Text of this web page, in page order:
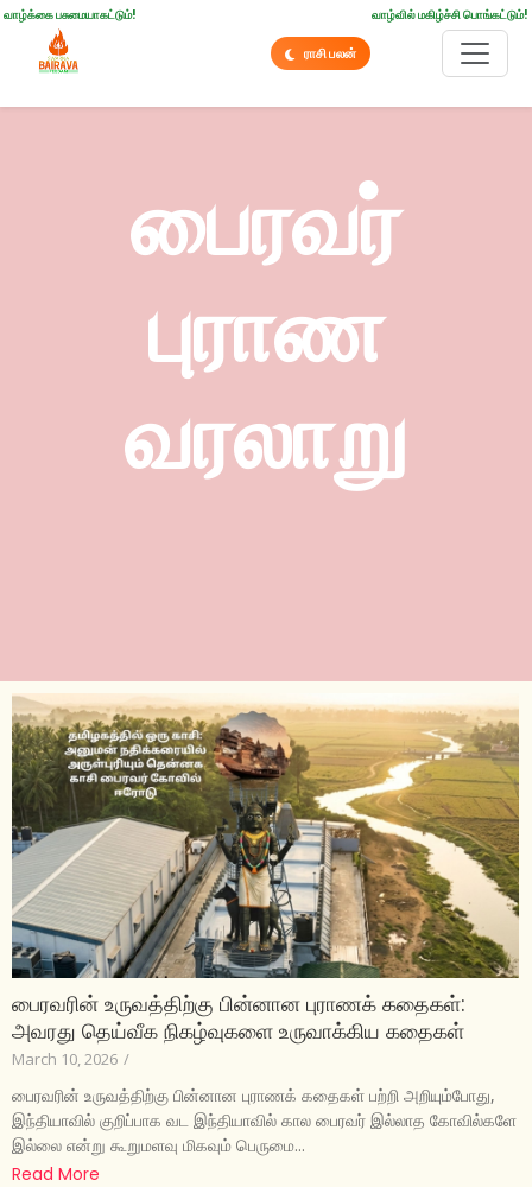
வாழ்க்கை பசுமையாகட்டும்! வாழ்வில் மகிழ்ச்சி பொங்கட்டும்!
ராசி பலன்
பைரவர்
புராண
வரலாறு
பைரவரின் உருவத்திற்கு பின்னான புராணக் கதைகள்:
அவரது தெய்வீக நிகழ்வுகளை உருவாக்கிய கதைகள்
March 10, 2026 /
பைரவரின் உருவத்திற்கு பின்னான புராணக் கதைகள் பற்றி அறியும்போது,
இந்தியாவில் குறிப்பாக வட இந்தியாவில் கால பைரவர் இல்லாத கோவில்களே
இல்லை என்று கூறுமளவு மிகவும் பெருமை...
Read More